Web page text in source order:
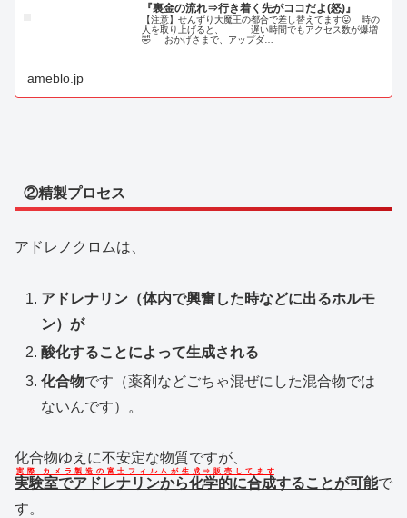
『裏金の流れ⇒行き着く先がココだよ(怒)』
【注意】せんずり大魔王の都合で差し替えてます😛 時の
人を取り上げると、 遅い時間でもアクセス数が爆増
🤣 おかげさまで、アップダ…
ameblo.jp
②精製プロセス
アドレノクロムは、
アドレナリン（体内で興奮した時などに出るホルモ
ン）が
酸化することによって生成される
化合物です（薬剤などごちゃ混ぜにした混合物では
ないんです）。
化合物ゆえに不安定な物質ですが、
実験室でアドレナリンから化学的に合成
実際 カメラ製造の富士フィルムが生成⇒販売してます
することが可能で
す。